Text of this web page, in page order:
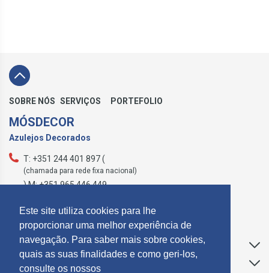
Este site utiliza cookies para lhe
proporcionar uma melhor experiência de
navegação. Para saber mais sobre cookies,
quais as suas finalidades e como geri-los,
consulte os nossos
SOBRE NÓS SERVIÇOS PORTEFOLIO
MÓSDECOR
Azulejos Decorados
T: +351 244 401 897 (
(chamada para rede fixa nacional)
) M: +351 965 446 449
Apoio ao Cliente
Informações